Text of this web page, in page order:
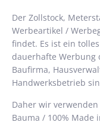
Der Zollstock,
Werbeartikel /
findet. Es ist ein
dauerhafte Werbung
Baufirma,
Handwerksbetrieb
Daher wir
Bauma / 100% Made